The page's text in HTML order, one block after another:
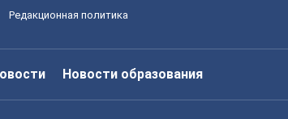
Редакционная политика
Новости образования